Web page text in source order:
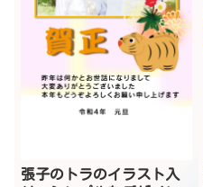
張子のトラのイラスト入